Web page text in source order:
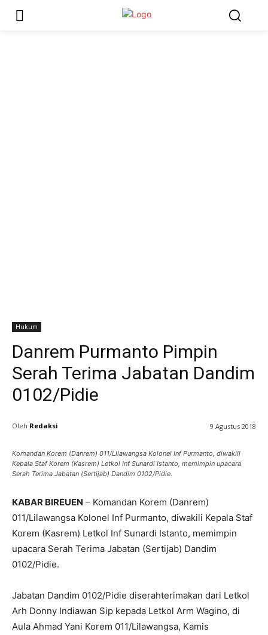
Hukum
Danrem Purmanto Pimpin
Serah Terima Jabatan Dandim
0102/Pidie
Oleh Redaksi 9 Agustus 2018
Komandan Korem (Danrem) 011/Lilawangsa Kolonel Inf Purmanto, diwakili
Kepala Staf Korem (Kasrem) Letkol Inf Sunardi Istanto, memimpin upacara
Serah Terima Jabatan (Sertijab) Dandim 0102/Pidie.
KABAR BIREUEN – Komandan Korem (Danrem)
011/Lilawangsa Kolonel Inf Purmanto, diwakili Kepala Staf
Korem (Kasrem) Letkol Inf Sunardi Istanto, memimpin
upacara Serah Terima Jabatan (Sertijab) Dandim
0102/Pidie.
Jabatan Dandim 0102/Pidie diserahterimakan dari Letkol
Arh Donny Indiawan Sip kepada Letkol Arm Wagino, di
Aula Ahmad Yani Korem 011/Lilawangsa, Kamis